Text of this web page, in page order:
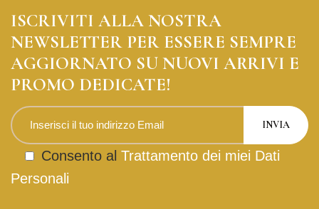
ISCRIVITI ALLA NOSTRA
NEWSLETTER PER ESSERE SEMPRE
AGGIORNATO SU NUOVI ARRIVI E
PROMO DEDICATE!
Consento al Trattamento dei miei Dati
Personali